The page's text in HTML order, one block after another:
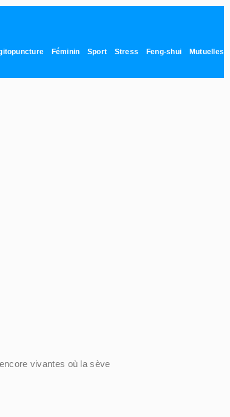
Féminin Sport Stress Feng-shui Mutuelles
vivantes où la sève